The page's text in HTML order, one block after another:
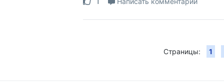
Страницы: 1